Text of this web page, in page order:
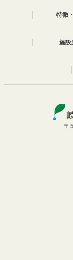
特徴
施設
〒